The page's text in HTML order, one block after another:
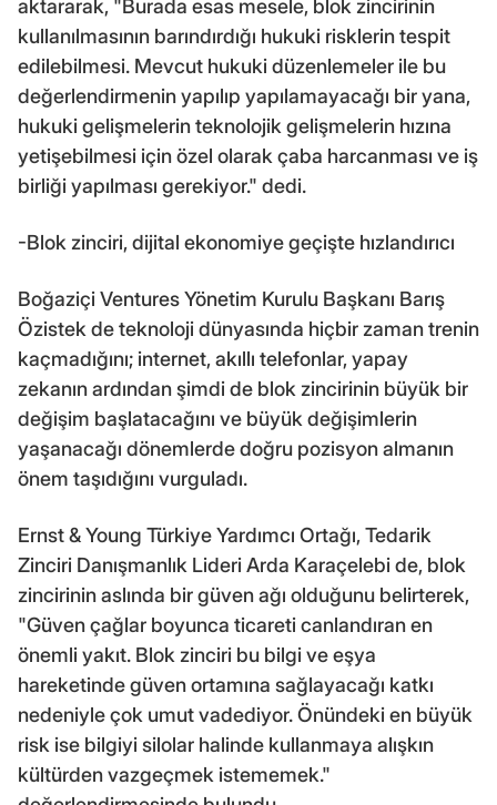
aktararak, "Burada esas mesele, blok zincirinin
kullanılmasının barındırdığı hukuki risklerin tespit
edilebilmesi. Mevcut hukuki düzenlemeler ile bu
değerlendirmenin yapılıp yapılamayacağı bir yana,
hukuki gelişmelerin teknolojik gelişmelerin hızına
yetişebilmesi için özel olarak çaba harcanması ve iş
birliği yapılması gerekiyor." dedi.
-Blok zinciri, dijital ekonomiye geçişte hızlandırıcı
Boğaziçi Ventures Yönetim Kurulu Başkanı Barış
Özistek de teknoloji dünyasında hiçbir zaman trenin
kaçmadığını; internet, akıllı telefonlar, yapay
zekanın ardından şimdi de blok zincirinin büyük bir
değişim başlatacağını ve büyük değişimlerin
yaşanacağı dönemlerde doğru pozisyon almanın
önem taşıdığını vurguladı.
Ernst & Young Türkiye Yardımcı Ortağı, Tedarik
Zinciri Danışmanlık Lideri Arda Karaçelebi de, blok
zincirinin aslında bir güven ağı olduğunu belirterek,
"Güven çağlar boyunca ticareti canlandıran en
önemli yakıt. Blok zinciri bu bilgi ve eşya
hareketinde güven ortamına sağlayacağı katkı
nedeniyle çok umut vadediyor. Önündeki en büyük
risk ise bilgiyi silolar halinde kullanmaya alışkın
kültürden vazgeçmek istememek."